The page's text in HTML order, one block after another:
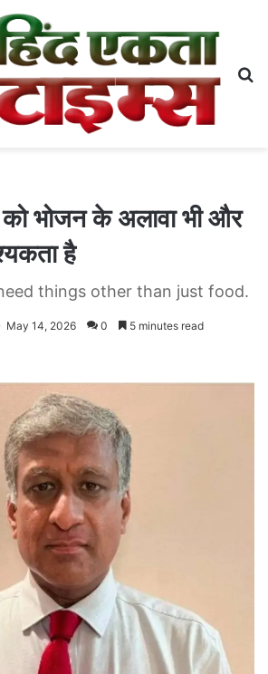
भोजन के अलावा भी और
है
things other than just food.
May 14, 2026 0 5 minutes read